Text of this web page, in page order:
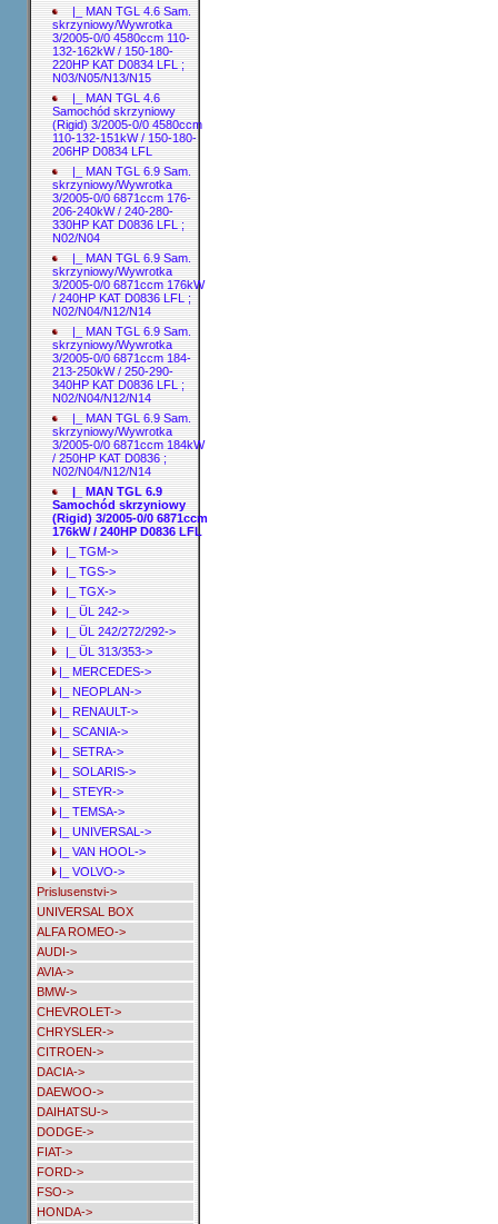
|_ MAN TGL 4.6 Sam.
skrzyniowy/Wywrotka
3/2005-0/0 4580ccm 110-
132-162kW / 150-180-
220HP KAT D0834 LFL ;
N03/N05/N13/N15
|_ MAN TGL 4.6
Samochód skrzyniowy
(Rigid) 3/2005-0/0 4580ccm
110-132-151kW / 150-180-
206HP D0834 LFL
|_ MAN TGL 6.9 Sam.
skrzyniowy/Wywrotka
3/2005-0/0 6871ccm 176-
206-240kW / 240-280-
330HP KAT D0836 LFL ;
N02/N04
|_ MAN TGL 6.9 Sam.
skrzyniowy/Wywrotka
3/2005-0/0 6871ccm 176kW
/ 240HP KAT D0836 LFL ;
N02/N04/N12/N14
|_ MAN TGL 6.9 Sam.
skrzyniowy/Wywrotka
3/2005-0/0 6871ccm 184-
213-250kW / 250-290-
340HP KAT D0836 LFL ;
N02/N04/N12/N14
|_ MAN TGL 6.9 Sam.
skrzyniowy/Wywrotka
3/2005-0/0 6871ccm 184kW
/ 250HP KAT D0836 ;
N02/N04/N12/N14
|_ MAN TGL 6.9
Samochód skrzyniowy
(Rigid) 3/2005-0/0 6871ccm
176kW / 240HP D0836 LFL
|_ TGM->
|_ TGS->
|_ TGX->
|_ ÜL 242->
|_ ÜL 242/272/292->
|_ ÜL 313/353->
|_ MERCEDES->
|_ NEOPLAN->
|_ RENAULT->
|_ SCANIA->
|_ SETRA->
|_ SOLARIS->
|_ STEYR->
|_ TEMSA->
|_ UNIVERSAL->
|_ VAN HOOL->
|_ VOLVO->
Prislusenstvi->
UNIVERSAL BOX
ALFA ROMEO->
AUDI->
AVIA->
BMW->
CHEVROLET->
CHRYSLER->
CITROEN->
DACIA->
DAEWOO->
DAIHATSU->
DODGE->
FIAT->
FORD->
FSO->
HONDA->